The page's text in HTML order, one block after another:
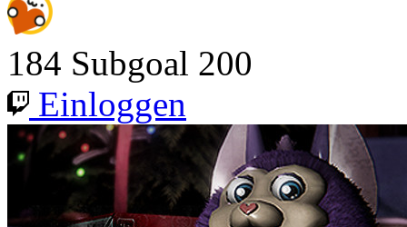
184 Subgoal 200
Einloggen